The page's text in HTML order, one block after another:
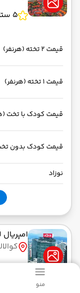
5 ستاره
قیمت 2 تخته (هرنفر)
قیمت 1 تخته (هرنفر)
قیمت کودک با تخت
قیمت کودک بدون
نوزاد
منو